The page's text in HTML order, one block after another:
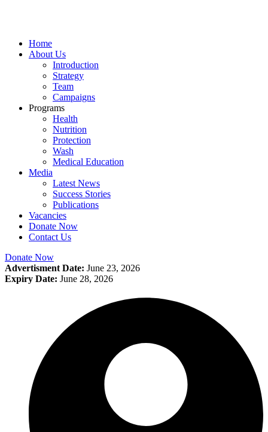
Home
About Us
Introduction
Strategy
Team
Campaigns
Programs
Health
Nutrition
Protection
Wash
Medical Education
Media
Latest News
Success Stories
Publications
Vacancies
Donate Now
Contact Us
Donate Now
Advertisment Date: June 23, 2026
Expiry Date: June 28, 2026